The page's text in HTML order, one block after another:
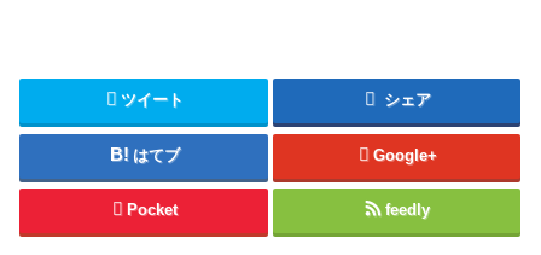
ツイート シェア
はてブ Google+
Pocket feedly